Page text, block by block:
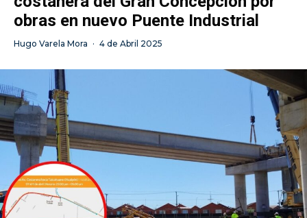
obras en nuevo Puente Industrial
Hugo Varela Mora · 4 de Abril 2025